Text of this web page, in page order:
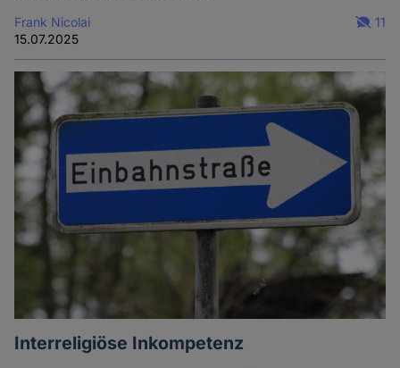
Frank Nicolai
15.07.2025
11
Interreligiöse Inkompetenz